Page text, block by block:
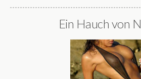
Ein Hauch von